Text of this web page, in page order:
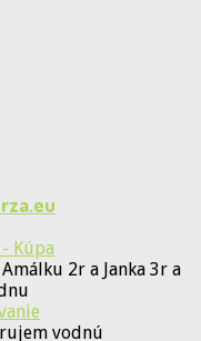
Kúpa
2r a Janka 3r a
vodnú